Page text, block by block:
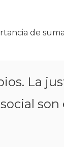
de
La
son